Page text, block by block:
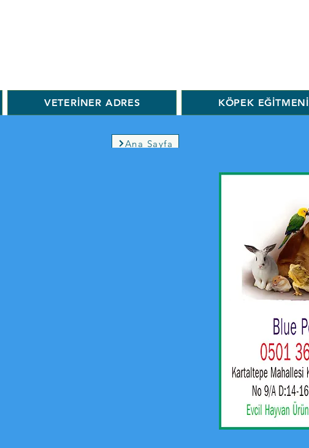
VETERİNER ADRES KÖPEK EĞİTMENİ
Ana Sayfa